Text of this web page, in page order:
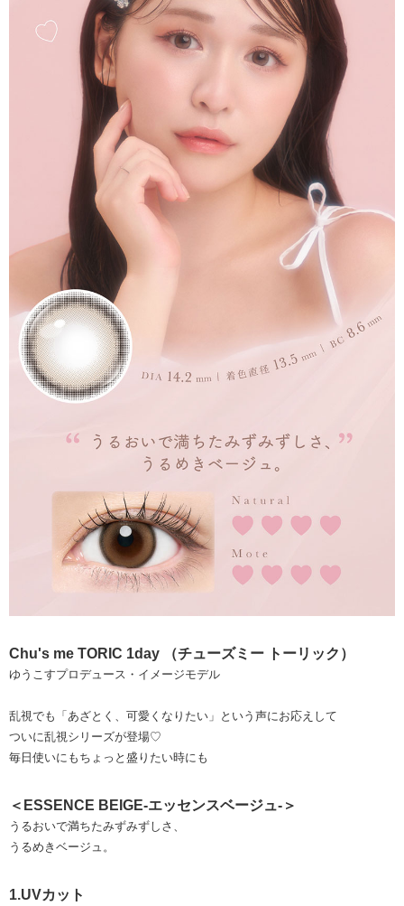
Chu's me TORIC 1day （チューズミー トーリック）
ゆうこすプロデュース・イメージモデル
乱視でも「あざとく、可愛くなりたい」という声にお応えして
ついに乱視シリーズが登場♡
毎日使いにもちょっと盛りたい時にも
＜ESSENCE BEIGE-エッセンスベージュ-＞
うるおいで満ちたみずみずしさ、
うるめきベージュ。
1.UVカット